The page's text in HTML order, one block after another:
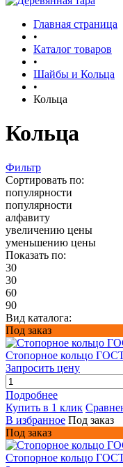
Главная страница
•
Каталог товаров
•
Шайбы и Кольца
•
Кольца
Кольца
Фильтр
Сортировать по:
популярности
популярности
алфавиту
увеличению цены
уменьшению цены
Показать по:
30
30
60
90
Вид каталога:
Под заказ
Стопорное кольцо
Запросить цену
Подробнее
Купить в 1 клик
В избранное Под заказ
Под заказ
Стопорное кольцо